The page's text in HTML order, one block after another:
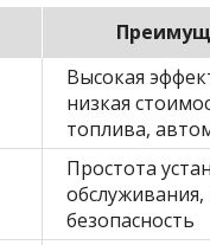
Высокая
низкая
топлива,
Простота
обслуживания,
безопасность